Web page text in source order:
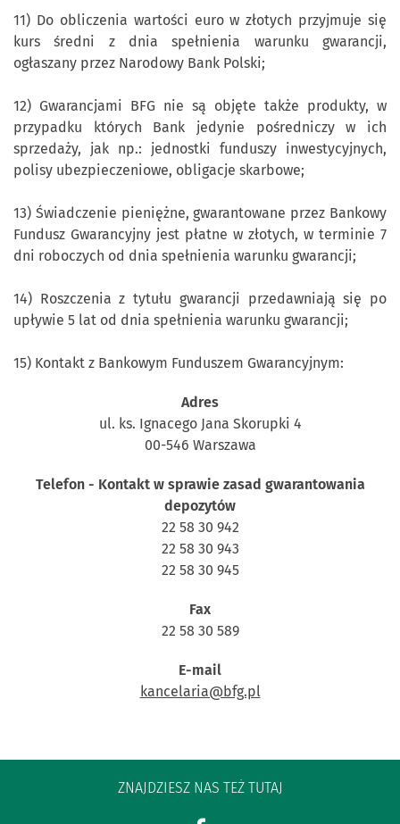
11) Do obliczenia wartości euro w złotych przyjmuje się
kurs średni z dnia spełnienia warunku gwarancji,
ogłaszany przez Narodowy Bank Polski;
12) Gwarancjami BFG nie są objęte także produkty, w
przypadku których Bank jedynie pośredniczy w ich
sprzedaży, jak np.: jednostki funduszy inwestycyjnych,
polisy ubezpieczeniowe, obligacje skarbowe;
13) Świadczenie pieniężne, gwarantowane przez Bankowy
Fundusz Gwarancyjny jest płatne w złotych, w terminie 7
dni roboczych od dnia spełnienia warunku gwarancji;
14) Roszczenia z tytułu gwarancji przedawniają się po
upływie 5 lat od dnia spełnienia warunku gwarancji;
15) Kontakt z Bankowym Funduszem Gwarancyjnym:
Adres
ul. ks. Ignacego Jana Skorupki 4
00-546 Warszawa
Telefon - Kontakt w sprawie zasad gwarantowania
depozytów
22 58 30 942
22 58 30 943
22 58 30 945
Fax
22 58 30 589
E-mail
kancelaria@bfg.pl
ZNAJDZIESZ NAS TEŻ TUTAJ